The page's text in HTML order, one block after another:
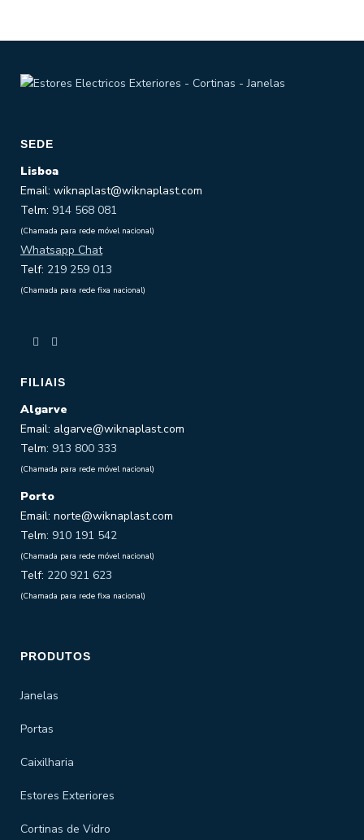
SEDE
Lisboa
Email: wiknaplast@wiknaplast.com
Telm: 914 568 081
(Chamada para rede móvel nacional)
Whatsapp Chat
Telf: 219 259 013
(Chamada para rede fixa nacional)
FILIAIS
Algarve
Email: algarve@wiknaplast.com
Telm: 913 800 333
(Chamada para rede móvel nacional)
Porto
Email: norte@wiknaplast.com
Telm: 910 191 542
(Chamada para rede móvel nacional)
Telf: 220 921 623
(Chamada para rede fixa nacional)
PRODUTOS
Janelas
Portas
Caixilharia
Estores Exteriores
Cortinas de Vidro